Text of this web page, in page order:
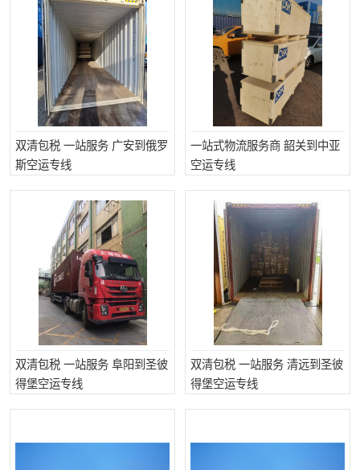
双清包税 一站服务 广安到俄罗
斯空运专线
一站式物流服务商 韶关到中亚
空运专线
双清包税 一站服务 阜阳到圣彼
得堡空运专线
双清包税 一站服务 清远到圣彼
得堡空运专线